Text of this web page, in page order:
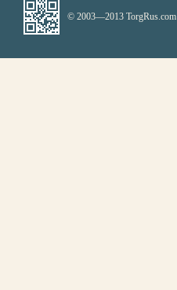
© 2003—2013 TorgRus.com